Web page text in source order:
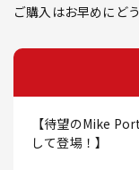
ご購入はお早めにど
【待望のMike
して登場！】